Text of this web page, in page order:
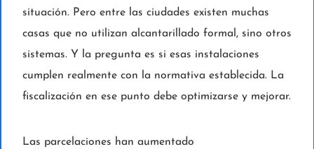
situación. Pero entre las ciudades existen muchas
casas que no utilizan alcantarillado formal, sino otros
sistemas. Y la pregunta es si esas instalaciones
cumplen realmente con la normativa establecida. La
fiscalización en ese punto debe optimizarse y mejorar.
Las parcelaciones han aumentado